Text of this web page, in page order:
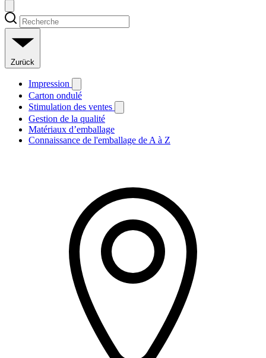
Zurück
Impression
Carton ondulé
Stimulation des ventes
Gestion de la qualité
Matériaux d’emballage
Connaissance de l'emballage de A à Z